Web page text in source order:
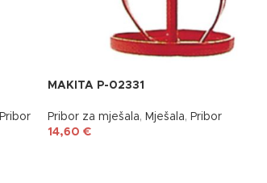
Pribor
MAKITA P-02331
Pribor za mješala, Mješala, Pribor
14,60 €